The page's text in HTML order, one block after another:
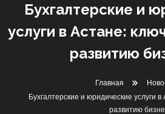
Бухгалтерские и
услуги в Астане:
развитию
Главная
Бухгалтерские и юридические услуги
развитию